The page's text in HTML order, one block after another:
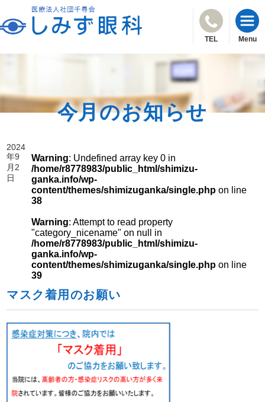
TEL Menu
今月のお知らせ
2024
年9
月2
日
Warning: Undefined array key 0 in
/home/r8778983/public_html/shimizu-
ganka.info/wp-
content/themes/shimizuganka/single.php on line
38
Warning: Attempt to read property
"category_nicename" on null in
/home/r8778983/public_html/shimizu-
ganka.info/wp-
content/themes/shimizuganka/single.php on line
39
マスク着用のお願い